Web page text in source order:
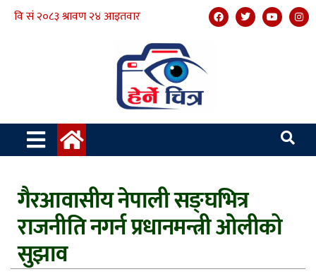
गैरआवासीय नेपाली सङ्घभित्र
राजनीति नगर्न प्रधानमन्त्री ओलीको
सुझाव